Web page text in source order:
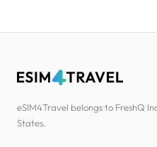
eSIM4Travel belongs to FreshQ
States.